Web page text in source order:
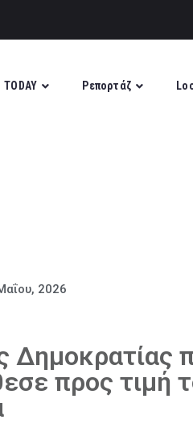
TODAY Ρεπορτάζ
2026
Δημοκρατίας
προς τιμή